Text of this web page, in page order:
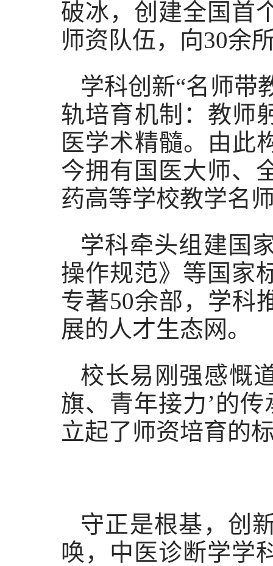
破冰，创建全国首
师资队伍，向30余
学科创新“名师带
轨培育机制：教师
医学术精髓。由
今拥有国医大师、
药高等学校教学名
学科牵头组建国
操作规范》等国家
专著50余部，学科
展的人才生态网。
校长易刚强感慨
旗、青年接力’的
立起了师资培育的
守正是根基，创
唤，中医诊断学学